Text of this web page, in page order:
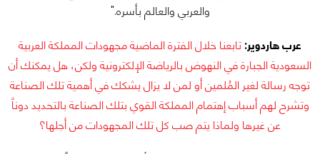
والعربي والعالم بأسره."
عرب هاردوير: تابعنا خلال الفترة الماضية مجهودات المملكة العربية
السعودية الجبارة في النهوض بالرياضة الإلكترونية ولكن، هل يمكنك أن
توجه رسالة لغير المُلمين أو لمن لا يزال يشكك في أهمية تلك الصناعة
وتشرح لهم أسباب إهتمام المملكة القوي بتلك الصناعة بالتحديد دوناً
عن غيرها ولماذا يتم صب كل تلك المجهودات من أجلها؟